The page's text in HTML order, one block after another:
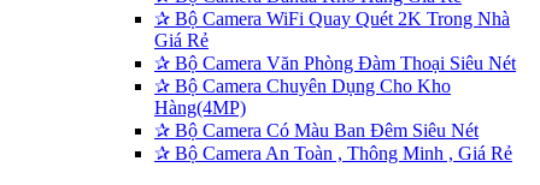
✰ Bộ Camera WiFi Quay Quét 2K Trong Nhà
Giá Rẻ
✰ Bộ Camera Văn Phòng Đàm Thoại Siêu Nét
✰ Bộ Camera Chuyên Dụng Cho Kho
Hàng(4MP)
✰ Bộ Camera Có Màu Ban Đêm Siêu Nét
✰ Bộ Camera An Toàn , Thông Minh , Giá Rẻ